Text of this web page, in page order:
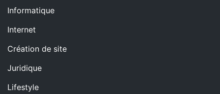
Informatique
Internet
Création de site
Juridique
Lifestyle